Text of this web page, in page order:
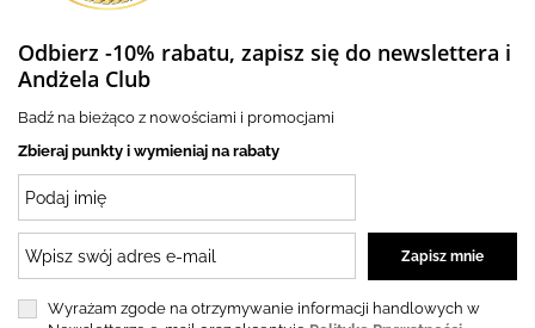
Odbierz -10% rabatu, zapisz się do newslettera i
Andżela Club
Badź na bieżąco z nowościami i promocjami
Zbieraj punkty i wymieniaj na rabaty
Wyrażam zgode na otrzymywanie informacji handlowych w